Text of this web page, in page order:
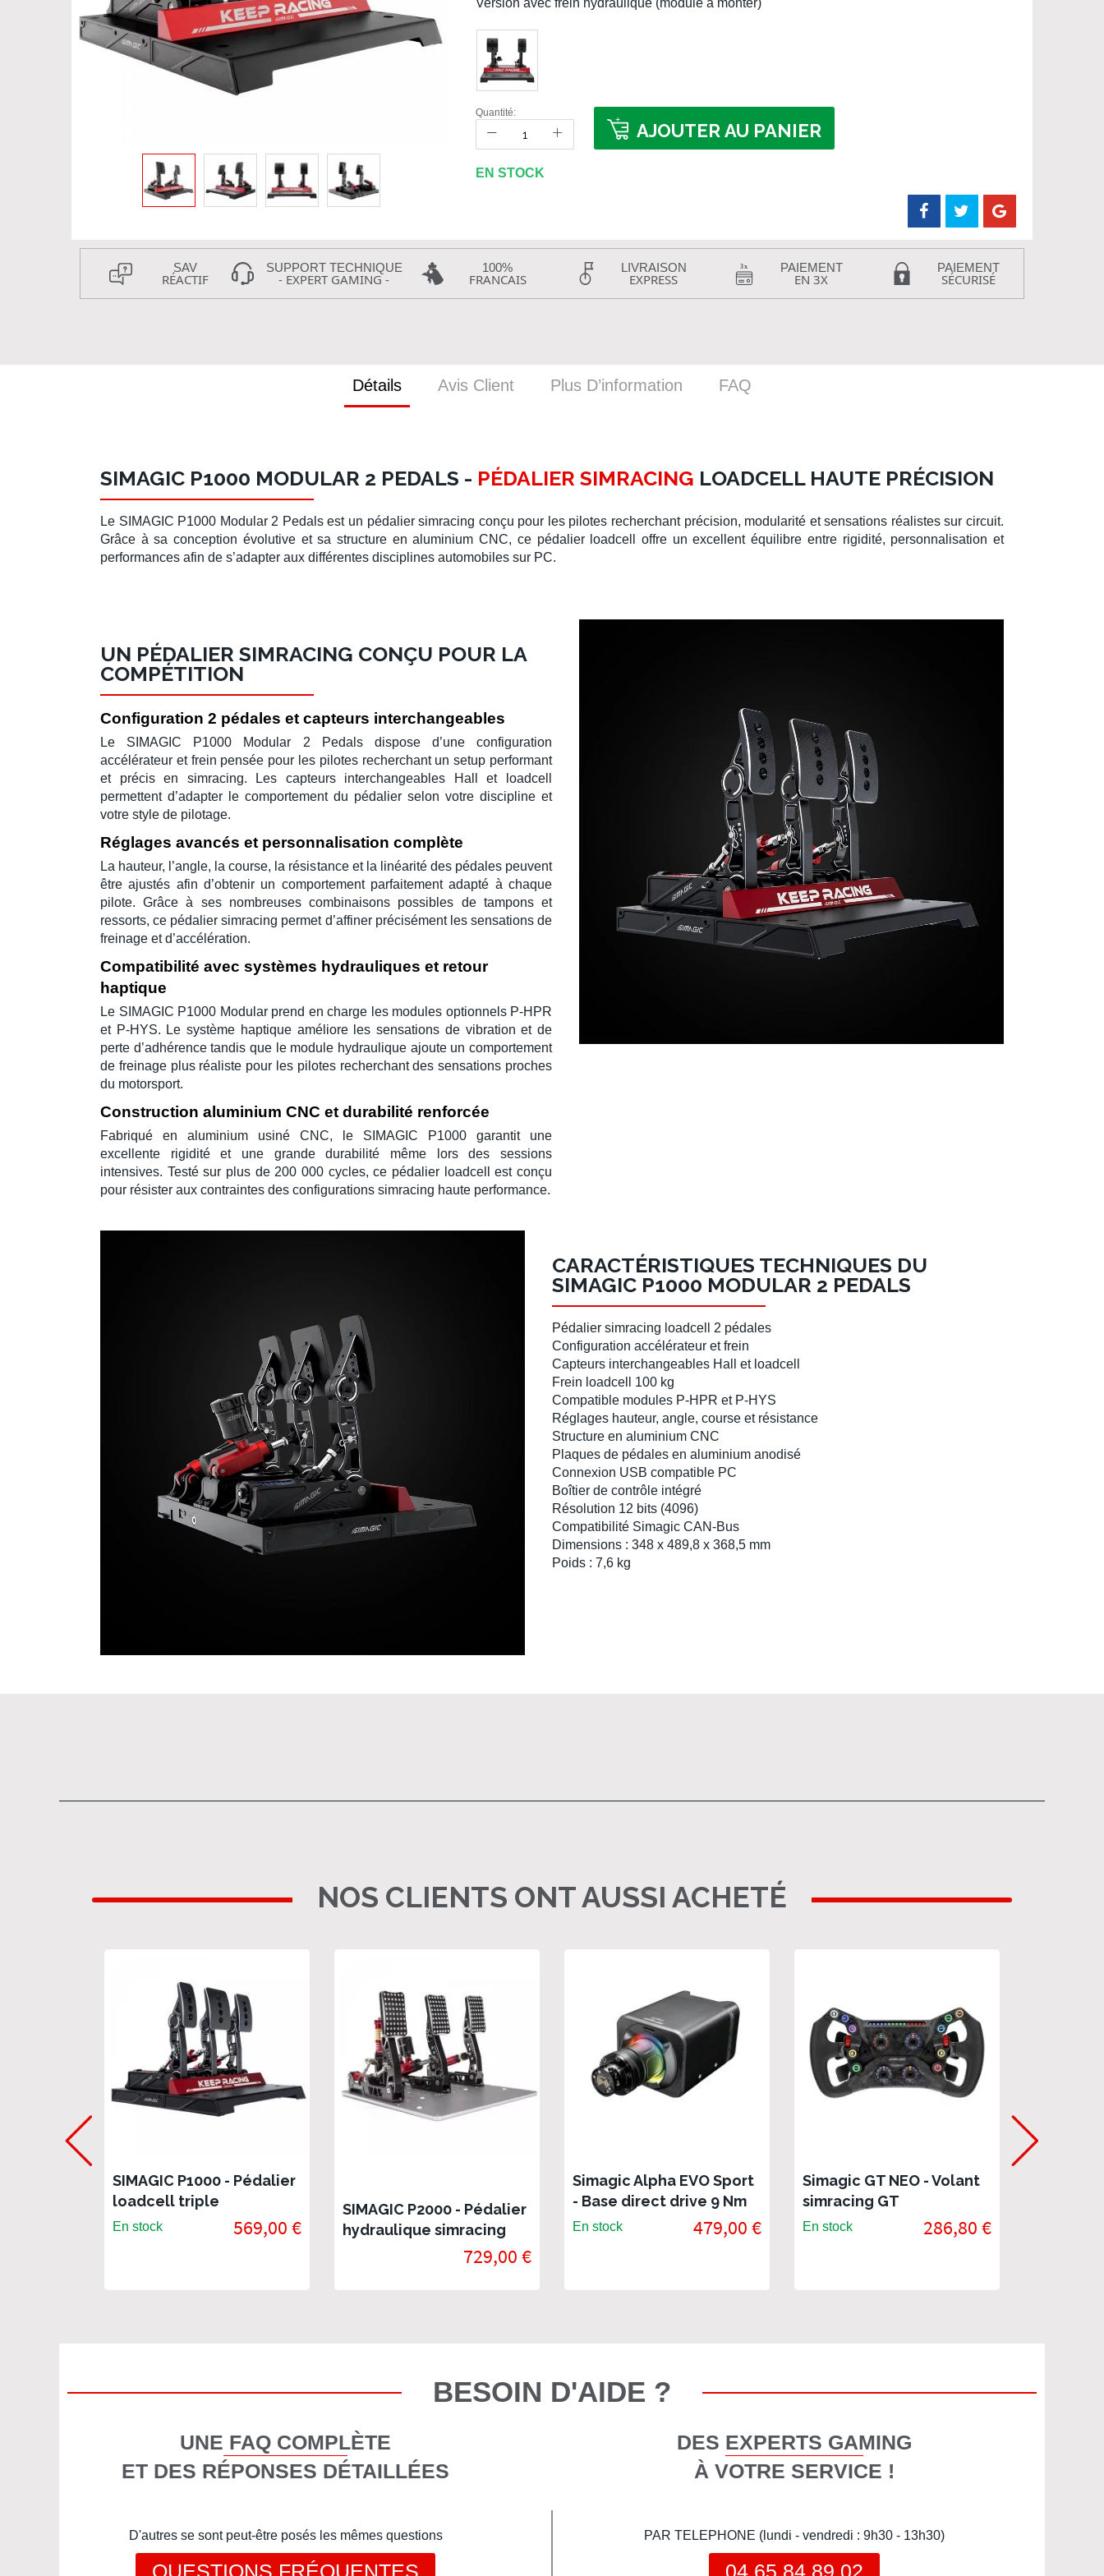
Version avec frein hydraulique (module à monter)
Quantité:
AJOUTER AU PANIER
EN STOCK
SAV
RÉACTIF
SUPPORT TECHNIQUE
- EXPERT GAMING -
100%
FRANCAIS
LIVRAISON
EXPRESS
PAIEMENT
EN 3X
PAIEMENT
SÉCURISÉ
Détails
SIMAGIC P1000 MODULAR 2 PEDALS - PÉDALIER SIMRACING LOADCELL HAUTE PRÉCISION
Le SIMAGIC P1000 Modular 2 Pedalsest un pédalier simracing conçu pour les pilotes recherchant précision, modularité et sensations réalistes sur circuit.
Grâce à sa conception évolutive et sa structure enaluminium CNC, ce pédalier loadcell
offre un excellent équilibre entre rigidité, personnalisation et
performances afin de s’adapter aux différentes disciplines automobiles sur PC.
UN PÉDALIER SIMRACING CONÇU POUR LA
COMPÉTITION
Configuration 2 pédales et capteurs interchangeables
Le SIMAGIC P1000 Modular 2 Pedalsdispose d’une configuration
accélérateur et frein pensée pour les pilotes recherchant un setup performant
et précis en simracing. Les capteurs interchangeables Hall et
loadcell
permettent d’adapter le comportement du pédalier selon votre discipline et
votre style de pilotage.
Réglages avancés et personnalisation complète
La hauteur, l’angle, la course, la résistance et la linéarité des pédales peuvent
être ajustés afin d’obtenir un comportement parfaitement adapté à chaque
pilote. Grâce à ses nombreuses combinaisons possibles de tampons et
ressorts, ce pédalier simracing permet d’affiner précisément les sensations de
freinage et d’accélération.
Compatibilité avec systèmes hydrauliques et retour
haptique
Le SIMAGIC P1000 Modularprend en charge les modules optionnels P-HPR
et P-HYS. Le système haptique améliore les sensations de vibration et de
perte d’adhérence tandis que le module hydraulique ajoute un comportement
de freinage plus réaliste pour les pilotes recherchant des sensations proches
du motorsport.
Construction aluminium CNC et durabilité renforcée
Fabriqué en aluminium usiné CNC, le SIMAGIC P1000 garantit une
excellente rigidité et une grande durabilité même lors des sessions
intensives. Testé sur plus de 200 000 cycles, ce pédalier loadcell
est conçu
pour résister aux contraintes des configurations simracing haute performance.
CARACTÉRISTIQUES TECHNIQUES DU
SIMAGIC P1000 MODULAR 2 PEDALS
Pédalier simracing loadcell 2 pédales
Configuration accélérateur et frein
Capteurs interchangeables Hall et loadcell
Frein loadcell 100 kg
Compatible modules P-HPR et P-HYS
Réglages hauteur, angle, course et résistance
Structure en aluminium CNC
Plaques de pédales en aluminium anodisé
Connexion USB compatible PC
Boîtier de contrôle intégré
Résolution 12 bits (4096)
Compatibilité Simagic CAN-Bus
Dimensions : 348 x 489,8 x 368,5 mm
Poids : 7,6 kg
Avis Client Plus D’information FAQ
NOS CLIENTS ONT AUSSI ACHETÉ
SIMAGIC P1000 - Pédalier
loadcell triple
En stock 569,00 €
SIMAGIC P2000 - Pédalier
hydraulique simracing
729,00 €
Simagic Alpha EVO Sport
- Base direct drive 9 Nm
En stock 479,00 €
Simagic GT NEO - Volant
simracing GT
En stock 286,80 €
BESOIN D'AIDE ?
UNE FAQ COMPLÈTE
ET DES RÉPONSES DÉTAILLÉES
D'autres se sont peut-être posés les mêmes questions
QUESTIONS FRÉQUENTES
DES EXPERTS GAMING
À VOTRE SERVICE !
PAR TELEPHONE (lundi - vendredi : 9h30 - 13h30)
04 65 84 89 02